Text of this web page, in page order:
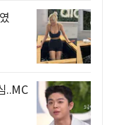
..MC